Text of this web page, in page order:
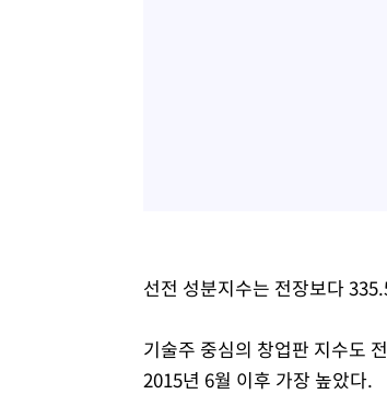
선전 성분지수는 전장보다
기술주 중심의 창업판 지수도
2015년 6월 이후 가장 높았다.